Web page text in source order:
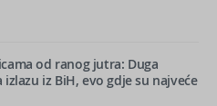
od ranog jutra: Duga
izlazu iz BiH, evo gdje su najveće